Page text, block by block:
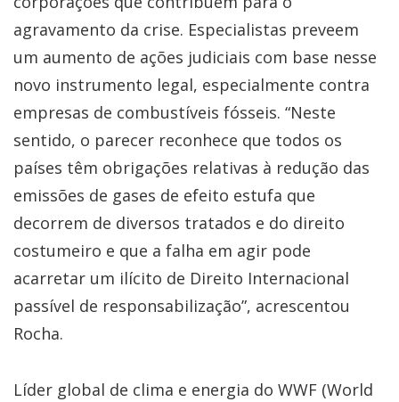
agravamento da crise. Especialistas preveem
um aumento de ações judiciais com base nesse
novo instrumento legal, especialmente contra
empresas de combustíveis fósseis. “Neste
sentido, o parecer reconhece que todos os
países têm obrigações relativas à redução das
emissões de gases de efeito estufa que
decorrem de diversos tratados e do direito
costumeiro e que a falha em agir pode
acarretar um ilícito de Direito Internacional
passível de responsabilização”, acrescentou
Rocha.
Líder global de clima e energia do WWF (World